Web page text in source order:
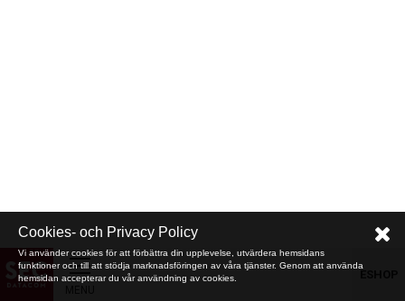
Cookies- och Privacy Policy
Vi använder cookies för att förbättra din upplevelse, utvärdera hemsidans
funktioner och till att stödja marknadsföringen av våra tjänster. Genom att använda
hemsidan accepterar du vår användning av cookies.